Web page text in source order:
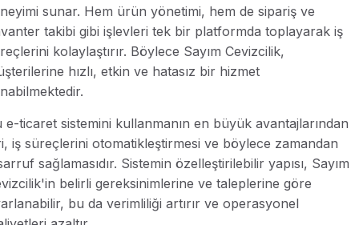
sunar. Hem ürün yönetimi, hem de sipariş ve
takibi gibi işlevleri tek bir platformda toplayarak iş
kolaylaştırır. Böylece Sayım Cevizcilik,
hızlı, etkin ve hatasız bir hizmet
e-ticaret sistemini kullanmanın en büyük avantajlarından
iş süreçlerini otomatikleştirmesi ve böylece zamandan
sağlamasıdır. Sistemin özelleştirilebilir yapısı, Sayım
belirli gereksinimlerine ve taleplerine göre
bu da verimliliği artırır ve operasyonel